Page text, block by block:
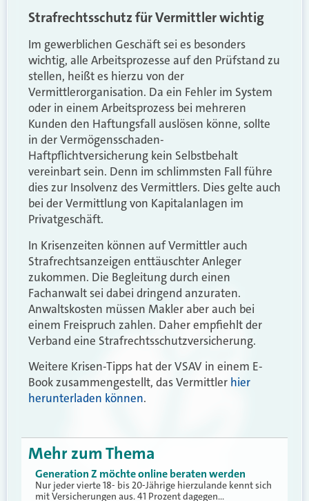
Strafrechtsschutz für Vermittler wichtig
Im gewerblichen Geschäft sei es besonders
wichtig, alle Arbeitsprozesse auf den Prüfstand zu
stellen, heißt es hierzu von der
Vermittlerorganisation. Da ein Fehler im System
oder in einem Arbeitsprozess bei mehreren
Kunden den Haftungsfall auslösen könne, sollte
in der Vermögensschaden-
Haftpflichtversicherung kein Selbstbehalt
vereinbart sein. Denn im schlimmsten Fall führe
dies zur Insolvenz des Vermittlers. Dies gelte auch
bei der Vermittlung von Kapitalanlagen im
Privatgeschäft.
In Krisenzeiten können auf Vermittler auch
Strafrechtsanzeigen enttäuschter Anleger
zukommen. Die Begleitung durch einen
Fachanwalt sei dabei dringend anzuraten.
Anwaltskosten müssen Makler aber auch bei
einem Freispruch zahlen. Daher empfiehlt der
Verband eine Strafrechtsschutzversicherung.
Weitere Krisen-Tipps hat der VSAV in einem E-
Book zusammengestellt, das Vermittler hier
herunterladen können.
Mehr zum Thema
Generation Z möchte online beraten werden
Nur jeder vierte 18- bis 20-Jährige hierzulande kennt sich
mit Versicherungen aus. 41 Prozent dagegen…